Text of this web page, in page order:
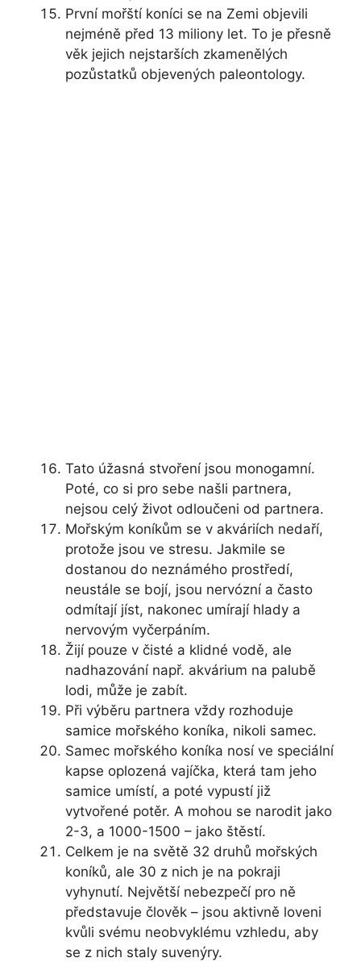
První mořští koníci se na Zemi objevili
nejméně před 13 miliony let. To je přesně
věk jejich nejstarších zkamenělých
pozůstatků objevených paleontology.
Tato úžasná stvoření jsou monogamní.
Poté, co si pro sebe našli partnera,
nejsou celý život odloučeni od partnera.
Mořským koníkům se v akváriích nedaří,
protože jsou ve stresu. Jakmile se
dostanou do neznámého prostředí,
neustále se bojí, jsou nervózní a často
odmítají jíst, nakonec umírají hlady a
nervovým vyčerpáním.
Žijí pouze v čisté a klidné vodě, ale
nadhazování např. akvárium na palubě
lodi, může je zabít.
Při výběru partnera vždy rozhoduje
samice mořského koníka, nikoli samec.
Samec mořského koníka nosí ve speciální
kapse oplozená vajíčka, která tam jeho
samice umístí, a poté vypustí již
vytvořené potěr. A mohou se narodit jako
2-3, a 1000-1500 – jako štěstí.
Celkem je na světě 32 druhů mořských
koníků, ale 30 z nich je na pokraji
vyhynutí. Největší nebezpečí pro ně
představuje člověk – jsou aktivně loveni
kvůli svému neobvyklému vzhledu, aby
se z nich staly suvenýry.